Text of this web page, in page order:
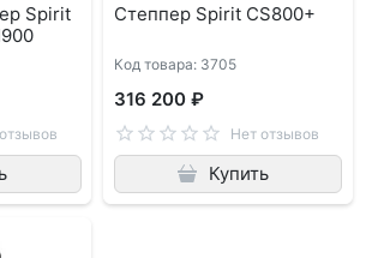
Spirit
Степпер Spirit CS800+
Код товара: 3705
316 200 ₽
Нет отзывов
Купить